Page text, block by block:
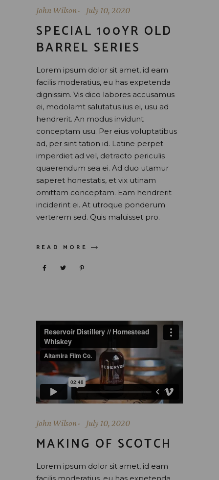
John Wilson July 10, 2020
SPECIAL 100YR OLD
BARREL SERIES
Lorem ipsum dolor sit amet, id eam
facilis moderatius, eu has expetenda
dignissim. Vis dico labores accusamus
ei, modolamt salutatus ius ei, usu ad
hendrerit. An modus invidunt
conceptam usu. Per eius voluptatibus
ad, per sint tation id. Latine perpet
imperdiet ad vel, detracto periculis
quaerendum sea ei. Ad duo utamur
saperet honestatis, et vix utinam
omittam conceptam. Eam hendrerit
inciderint ei. At utroque ponderum
verterem sed. Quis maluisset pro.
READ MORE
John Wilson July 10, 2020
MAKING OF SCOTCH
Lorem ipsum dolor sit amet, id eam